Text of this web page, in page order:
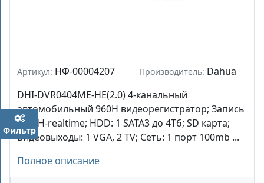
Артикул: НФ-00004207 Производитель: Dahua
DHI-DVR0404ME-HE(2.0) 4-канальный
автомобильный 960H видеорегистратор; Запись
: 960H-realtime; HDD: 1 SATA3 до 4Тб; SD карта;
Видеовыходы: 1 VGA, 2 TV; Сеть: 1 порт 100mb ...
Полное описание
Фильтр